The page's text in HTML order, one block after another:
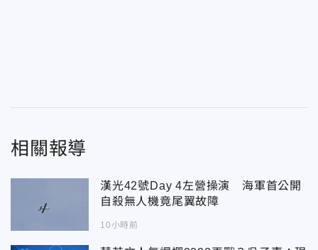
相關報導
漢光42號Day 4左營操演 海軍首公開
自殺無人機竟尾翼故障
10小時前